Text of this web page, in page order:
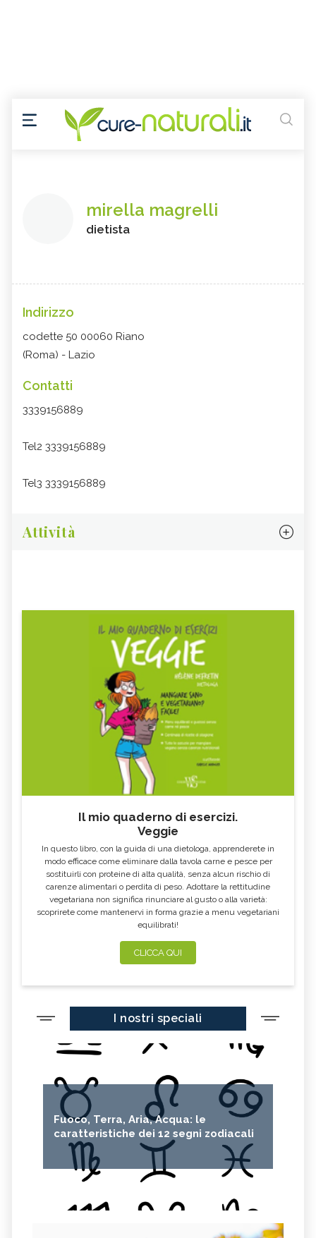
mirella magrelli
dietista
Indirizzo
codette 50 00060 Riano
(Roma) - Lazio
Contatti
3339156889
Tel2 3339156889
Tel3 3339156889
Attività
Il mio quaderno di esercizi.
Veggie
In questo libro, con la guida di una dietologa, apprenderete in
modo efficace come eliminare dalla tavola carne e pesce per
sostituirli con proteine di alta qualità, senza alcun rischio di
carenze alimentari o perdita di peso. Adottare la rettitudine
vegetariana non significa rinunciare al gusto o alla varietà:
scoprirete come mantenervi in forma grazie a menu vegetariani
equilibrati!
CLICCA QUI
I nostri speciali
Fuoco, Terra, Aria, Acqua: le
caratteristiche dei 12 segni zodiacali